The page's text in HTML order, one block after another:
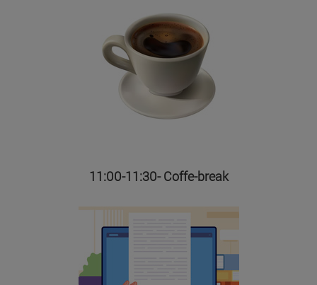
11:00-11:30- Coffe-break